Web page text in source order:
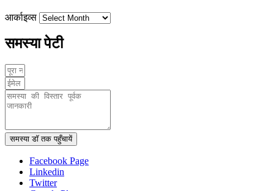
आर्काइव्स
समस्या पेटी
समस्या डॉ तक पहुँचायें
Facebook Page
Linkedin
Twitter